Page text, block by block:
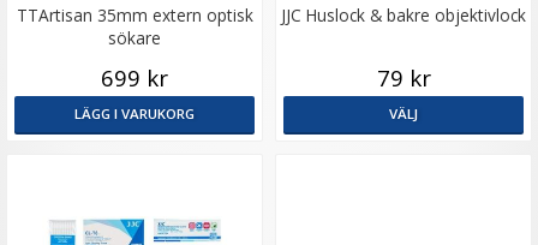
TTArtisan 35mm extern optisk
sökare
699 kr
LÄGG I VARUKORG
JJC Huslock & bakre objektivlock
79 kr
VÄLJ